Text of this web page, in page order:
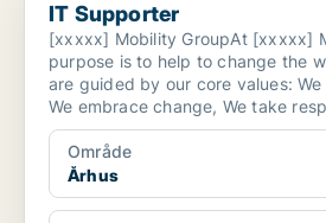
IT Supporter
[xxxxx] Mobility GroupAt [xxxxx]
purpose is to help to change the
are guided by our core values:
We embrace change, We take
Område
Århus